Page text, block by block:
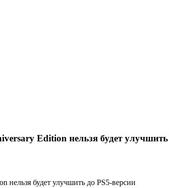
Edition нельзя будет улучшить
нельзя будет улучшить до PS5-версии